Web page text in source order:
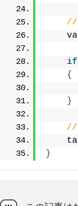
//
if
{
}
//
}